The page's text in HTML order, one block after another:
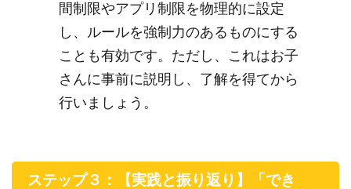
間制限やアプリ制限を物理的に設定
し、ルールを強制力のあるものにする
ことも有効です。ただし、これはお子
さんに事前に説明し、了解を得てから
行いましょう。
ステップ３：【実践と振り返り】「でき